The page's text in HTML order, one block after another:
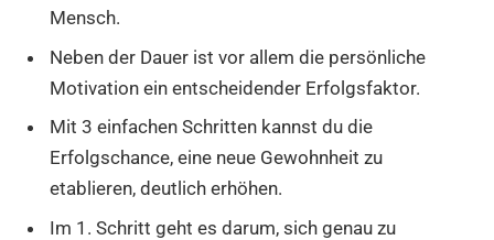
Mensch.
Neben der Dauer ist vor allem die persönliche
Motivation ein entscheidender Erfolgsfaktor.
Mit 3 einfachen Schritten kannst du die
Erfolgschance, eine neue Gewohnheit zu
etablieren, deutlich erhöhen.
Im 1. Schritt geht es darum, sich genau zu